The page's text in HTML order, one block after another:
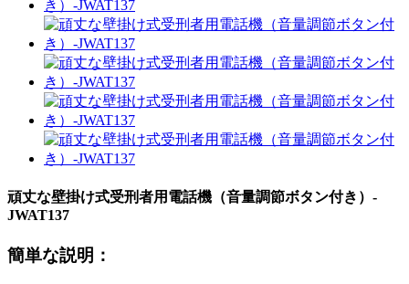
頑丈な壁掛け式受刑者用電話機（音量調節ボタン付き）-
JWAT137
簡単な説明：